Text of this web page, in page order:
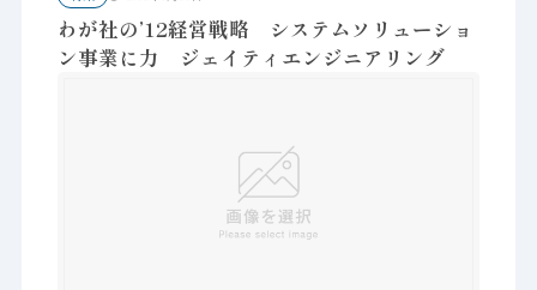
わが社の’12経営戦略 システムソリューショ
ン事業に力 ジェイティエンジニアリング